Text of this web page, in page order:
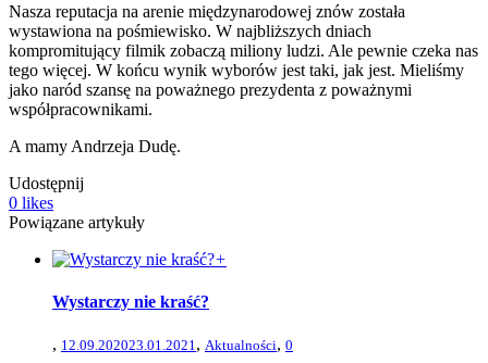
Nasza reputacja na arenie międzynarodowej znów została
wystawiona na pośmiewisko. W najbliższych dniach
kompromitujący filmik zobaczą miliony ludzi. Ale pewnie czeka nas
tego więcej. W końcu wynik wyborów jest taki, jak jest. Mieliśmy
jako naród szansę na poważnego prezydenta z poważnymi
współpracownikami.
A mamy Andrzeja Dudę.
Udostępnij
0 likes
Powiązane artykuły
+
Wystarczy nie kraść?
, 12.09.202023.01.2021, Aktualności, 0